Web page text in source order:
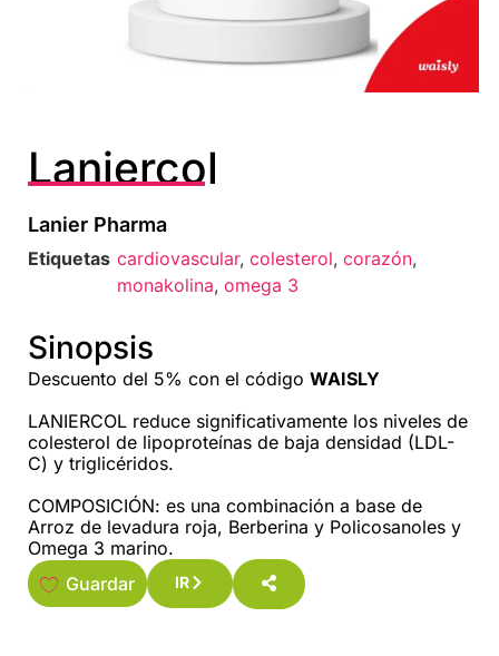
Laniercol
Lanier Pharma
Etiquetas cardiovascular, colesterol, corazón,
monakolina, omega 3
Sinopsis
Descuento del 5% con el código WAISLY
LANIERCOL reduce significativamente los niveles de
colesterol de lipoproteínas de baja densidad (LDL-
C) y triglicéridos.
COMPOSICIÓN: es una combinación a base de
Arroz de levadura roja, Berberina y Policosanoles y
Omega 3 marino.
Guardar
IR